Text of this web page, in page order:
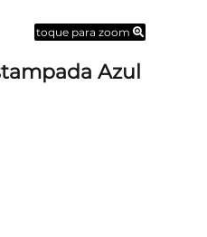
toque para zoom
Azul